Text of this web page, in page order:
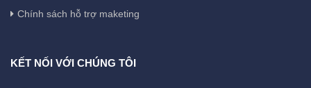
Chính sách hỗ trợ maketing
KẾT NỐI VỚI CHÚNG TÔI